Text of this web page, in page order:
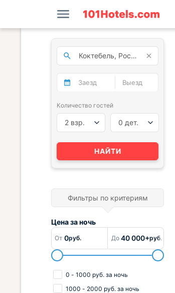
Количество гостей
2 взр. 0 дет.
НАЙТИ
Фильтры по критериям
Цена заночь
От 0руб. До 40 000+руб.
0 - 1000 руб. за ночь
1000 - 2000 руб. за ночь